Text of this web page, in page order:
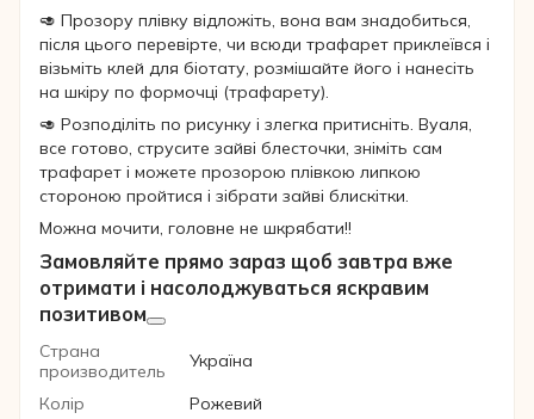
🥑 Прозору плівку відложіть, вона вам знадобиться,
після цього перевірте, чи всюди трафарет приклеївся і
візьміть клей для біотату, розмішайте його і нанесіть
на шкіру по формочці (трафарету).
🥑 Розподіліть по рисунку і злегка притисніть. Вуаля,
все готово, струсите зайві блесточки, зніміть сам
трафарет і можете прозорою плівкою липкою
стороною пройтися і зібрати зайві блискітки.
Можна мочити, головне не шкрябати!!
Замовляйте прямо зараз щоб завтра вже
отримати і насолоджуваться яскравим
позитивом
Страна
производитель
Україна
Колір
Рожевий